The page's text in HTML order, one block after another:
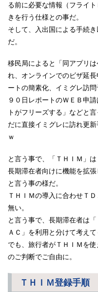
る前に必要な情報（フライ
きを行う仕様との事だ。
そして、入出国による手続
だ。
移民局によると「同アプリ
れ、オンラインでのビザ延
ートの簡素化、イミグレ訪
９０日レポートのＷＥＢ申
トがフリーズする」などと
だに直接イミグレに訪れ更
ｗ
と言う事で、「ＴＨＩＭ」
長期滞在者向けに機能を拡
と言う事の様だ。
ＴＨＩＭの導入に合わせＴ
無い。
と言う事で、長期滞在者は
ＡＣ」を利用と分けて考えて
でも、旅行者がＴＨＩＭを
のご判断でご自由に。
ＴＨＩＭ登録手順